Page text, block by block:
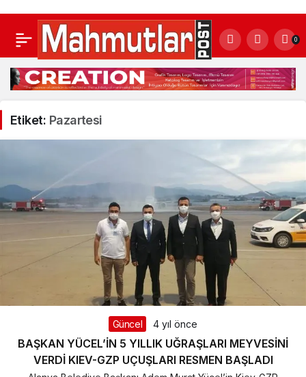
0
Etiket: Pazartesi
Güncel 4 yıl önce
BAŞKAN YÜCEL’İN 5 YILLIK UĞRAŞLARI MEYVESİNİ
VERDİ KIEV-GZP UÇUŞLARI RESMEN BAŞLADI